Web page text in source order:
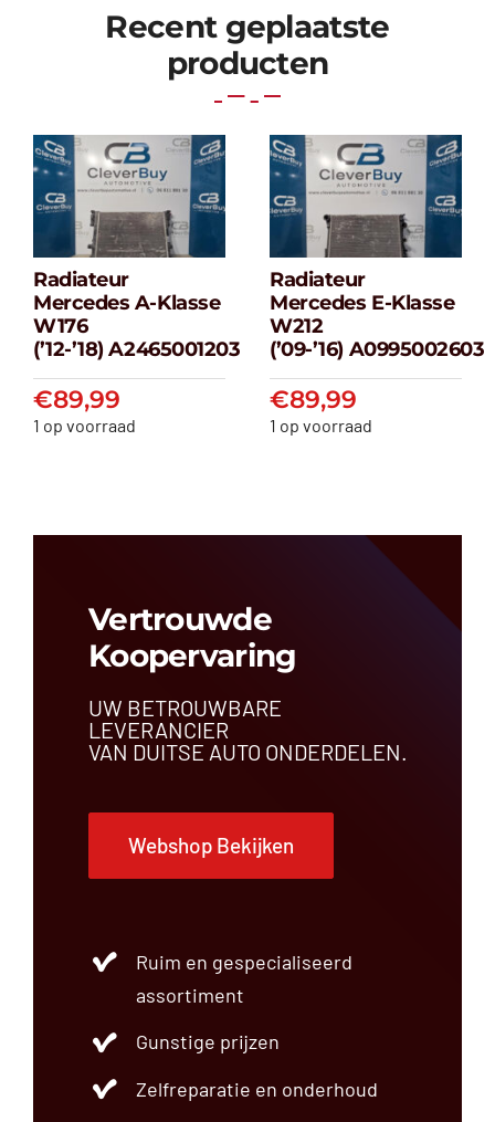
Recent geplaatste
producten
Radiateur
Mercedes A-
klasse W176
(’12-’18) A2465001203
€89,99
Radiateur
Mercedes A-Klasse
W176
(’12-’18) A2465001203
€89,99
1 op voorraad
Radiateur
Mercedes E-
klasse W212
(’09-’16)
€89,99
Radiateur
Mercedes E-Klasse
W212
(’09-’16) A0995002603
€89,99
1 op voorraad
Vertrouwde
Koopervaring
UW BETROUWBARE
LEVERANCIER
VAN DUITSE AUTO ONDERDELEN.
Webshop Bekijken
Ruim en gespecialiseerd
assortiment
Gunstige prijzen
Zelfreparatie en onderhoud